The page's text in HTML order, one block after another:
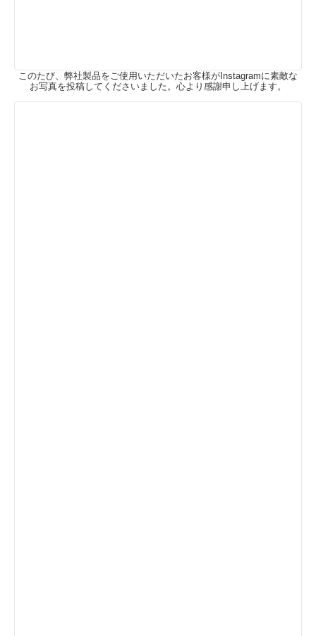
このたび、弊社製品をご使用いただいたお客様がInstagramに素敵な
お写真を投稿してくださいました。心より感謝申し上げます。